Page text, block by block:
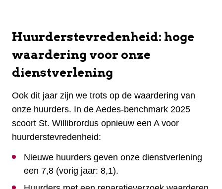
Huurderstevredenheid: hoge
waardering voor onze
dienstverlening
Ook dit jaar zijn we trots op de waardering van
onze huurders. In de Aedes-benchmark 2025
scoort St. Willibrordus opnieuw een A voor
huurderstevredenheid:
Nieuwe huurders geven onze dienstverlening
een 7,8 (vorig jaar: 8,1).